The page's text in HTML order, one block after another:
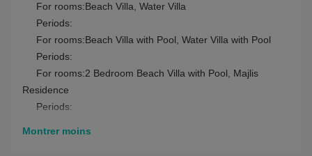
For rooms:Beach Villa, Water Villa
Periods:
For rooms:Beach Villa with Pool, Water Villa with Pool
Periods:
For rooms:2 Bedroom Beach Villa with Pool, Majlis
Residence
Periods:
Montrer moins